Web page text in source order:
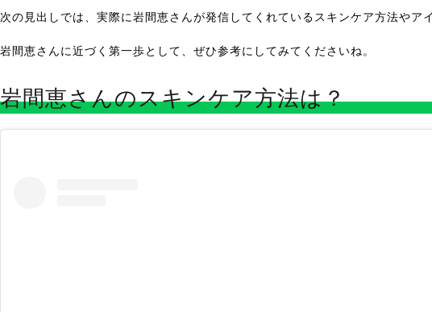
次の見出しでは、実際に岩間恵さんが発信してくれているスキンケア方法やア
岩間恵さんに近づく第一歩として、ぜひ参考にしてみてくださいね。
岩間恵さんのスキンケア方法は？